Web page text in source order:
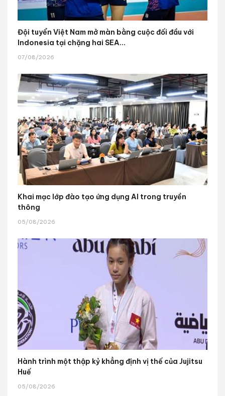
Đội tuyển Việt Nam mở màn bằng cuộc đối đầu với
Indonesia tại chặng hai SEA...
07/08/2026
Khai mạc lớp đào tạo ứng dụng AI trong truyền
thông
05/08/2026
Hành trình một thập kỷ khẳng định vị thế của Jujitsu
Huế
05/08/2026